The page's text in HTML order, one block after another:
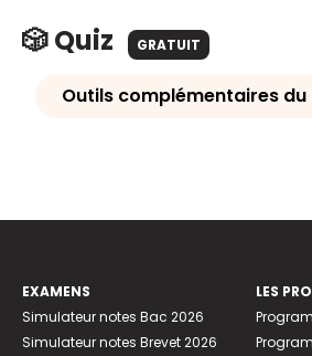
🎲 Quiz GRATUIT
Outils complémentaires
EXAMENS
Simulateur notes Bac 2026
Simulateur notes Brevet 2026
LES